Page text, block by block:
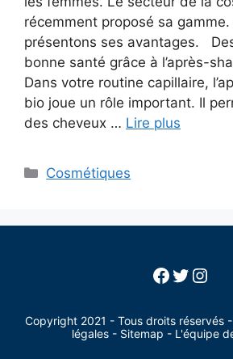
récemment proposé sa
présentons ses avantages.
bonne santé grâce à l’après-
Dans votre routine capillaire,
bio joue un rôle important. Il
des cheveux … Lire plus
Categories
Cosmétiques
Facebook
Twitter
Copyright 2021 - Tous droits réservés -
légales - Sitemap - L'équipe